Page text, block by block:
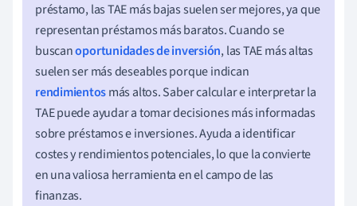
préstamo, las TAE más bajas suelen ser mejores, ya que
representan préstamos más baratos. Cuando se
buscanoportunidades de inversión, las TAE más altas
suelen ser más deseables porque indican
rendimientosmás altos. Saber calcular e interpretar la
TAE puede ayudar a tomar decisiones más informadas
sobre préstamos e inversiones. Ayuda a identificar
costes y rendimientos potenciales, lo que la convierte
en una valiosa herramienta en el campo de las
finanzas.